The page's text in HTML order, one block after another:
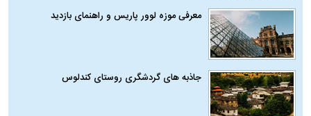
معرفی موزه لوور پاریس و راهنمای بازدید
جاذبه های گردشگری روستای کندلوس